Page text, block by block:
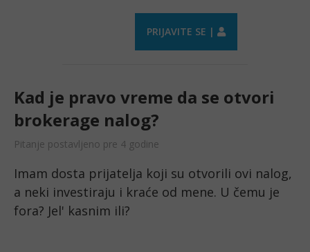
PRIJAVITE SE |
Kad je pravo vreme da se otvori
brokerage nalog?
Pitanje postavljeno pre 4 godine
Imam dosta prijatelja koji su otvorili ovi nalog,
a neki investiraju i kraće od mene. U čemu je
fora? Jel' kasnim ili?